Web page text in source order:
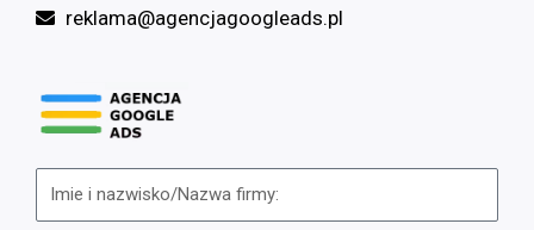
reklama@agencjagoogleads.pl